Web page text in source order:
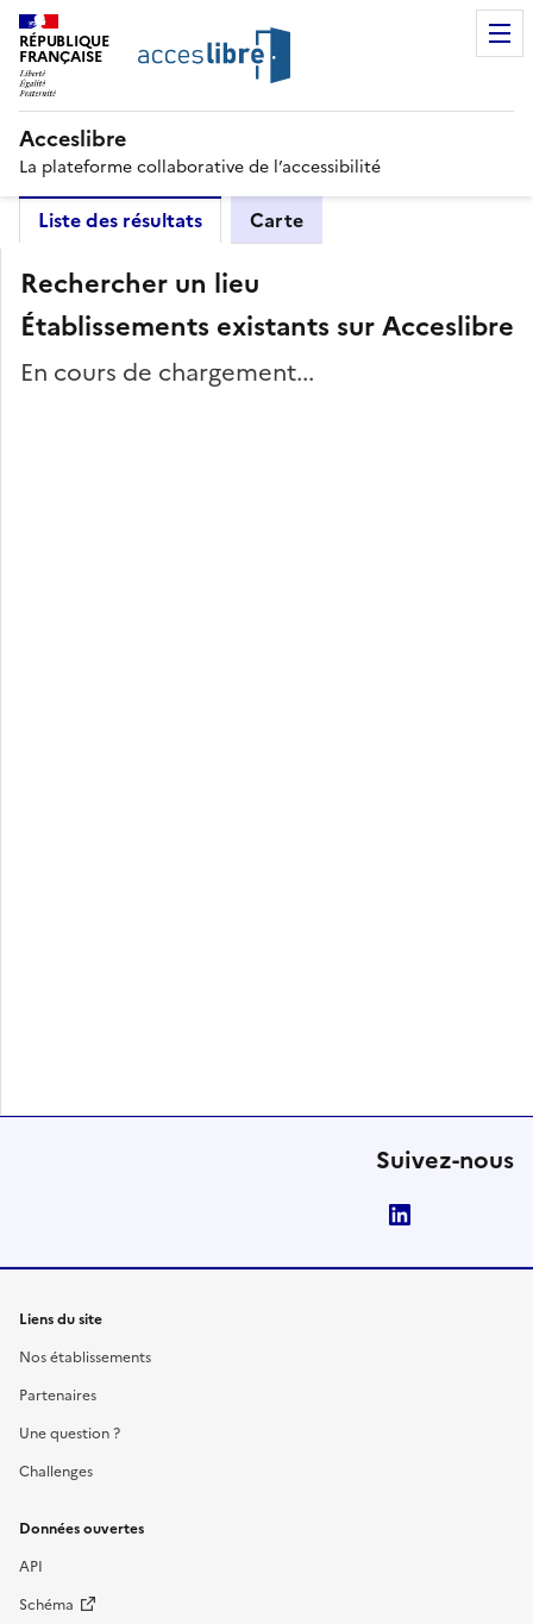
RÉPUBLIQUE
FRANÇAISE
Acceslibre
La plateforme collaborative de l’accessibilité
Liste des résultats Carte
Rechercher un lieu
Établissements existants sur Acceslibre
En cours de chargement...
Suivez-nous
Liens du site
Nos établissements
Partenaires
Une question ?
Challenges
Données ouvertes
API
Schéma